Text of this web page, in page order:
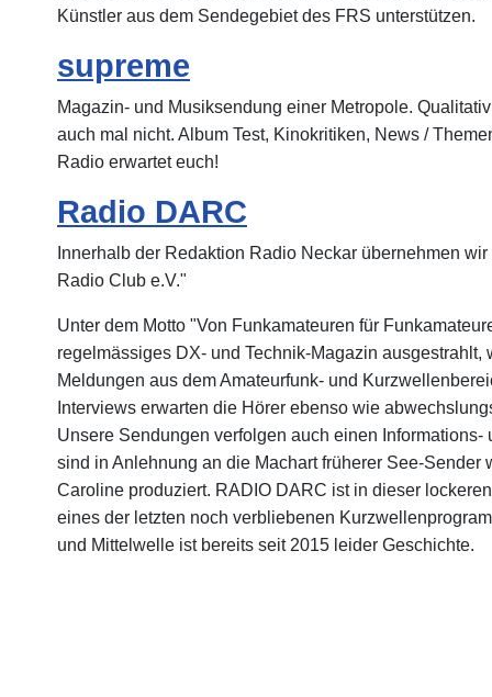
Künstler aus dem Sendegebiet des FRS unterstützen.
supreme
Magazin- und Musiksendung einer Metropole.
auch mal nicht. Album Test, Kinokritiken, News /
Radio erwartet euch!
Radio DARC
Innerhalb der Redaktion Radio Neckar übernehmen
Radio Club e.V."
Unter dem Motto "Von Funkamateuren für
regelmässiges DX- und Technik-Magazin
Meldungen aus dem Amateurfunk- und
Interviews erwarten die Hörer ebenso wie
Unsere Sendungen verfolgen auch einen
sind in Anlehnung an die Machart früherer See-
Caroline produziert. RADIO DARC ist in dieser
eines der letzten noch verbliebenen
und Mittelwelle ist bereits seit 2015 leider Geschichte.